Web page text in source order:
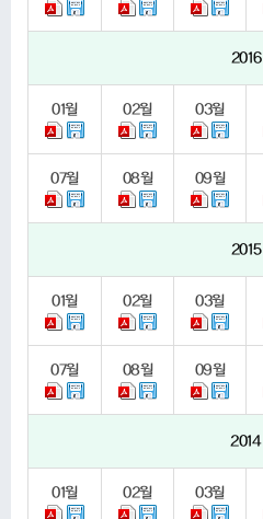
2016
01월 02월 03월
07월 08월 09월
2015
01월 02월 03월
07월 08월 09월
2014
01월 02월 03월